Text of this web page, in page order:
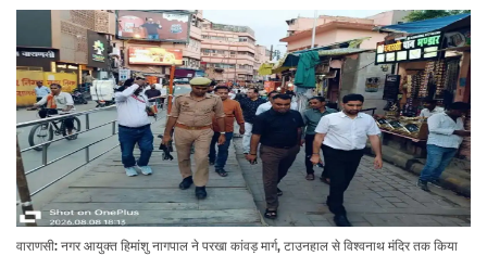
वाराणसी: नगर आयुक्त हिमांशु नागपाल ने परखा कांवड़ मार्ग, टाउनहाल से विश्वनाथ मंदिर तक किया